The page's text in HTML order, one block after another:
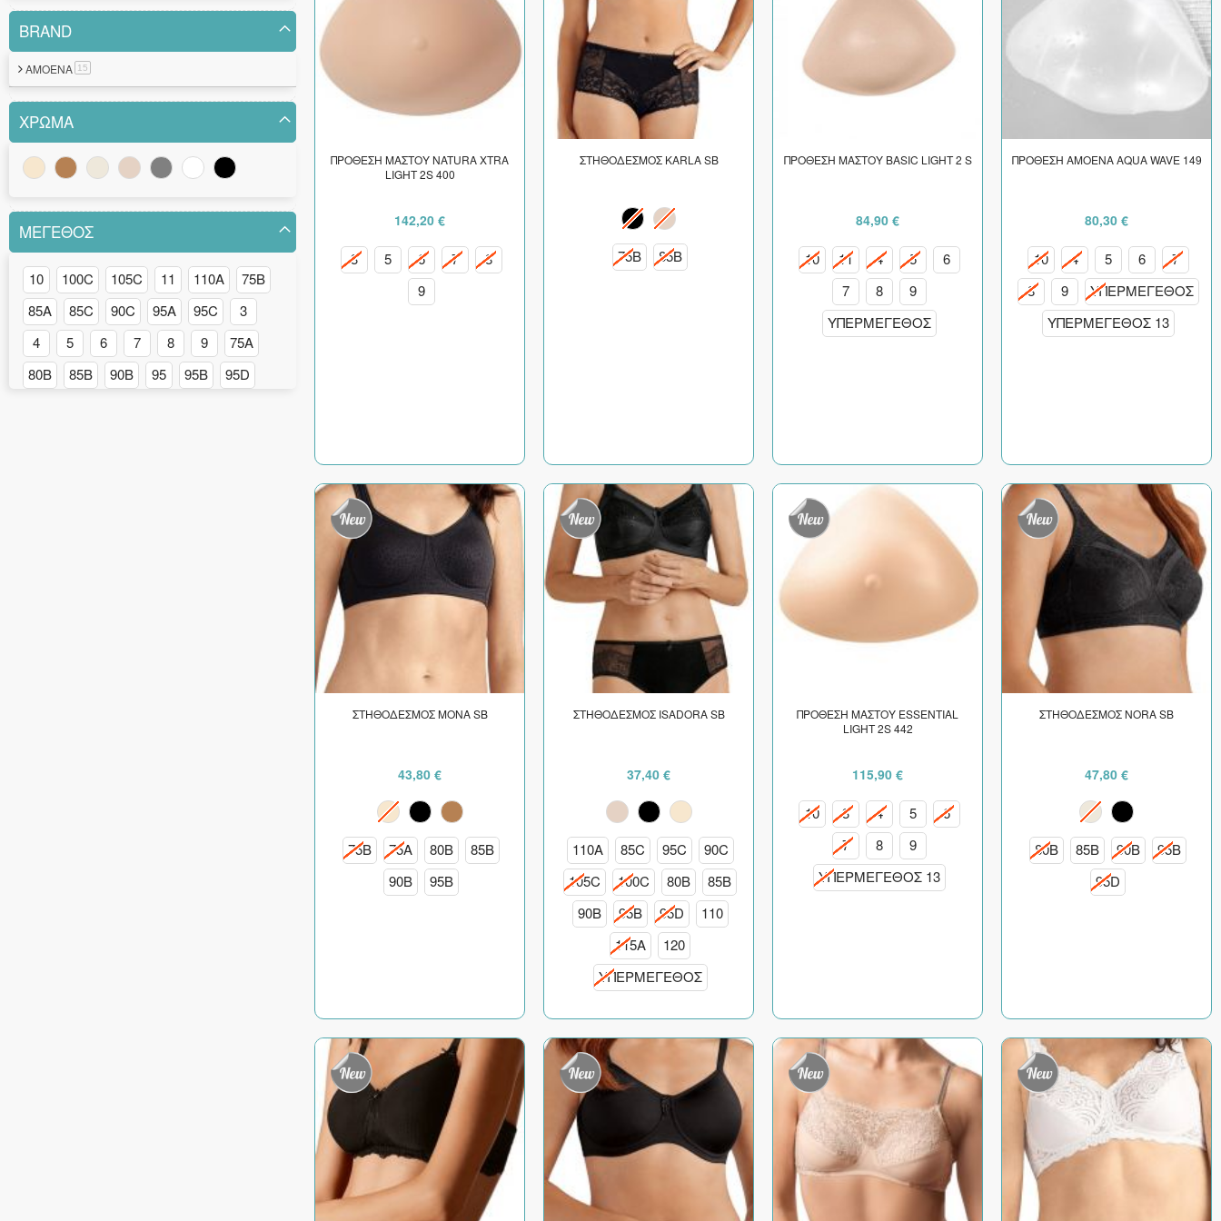
ΠΡΟΘΕΣΗ ΜΑΣΤΟΥ NATURA XTRA
LIGHT 2S 400
142,20 €
3 5 6 7
8
9
ΣΤΗΘΟΔΕΣΜΟΣ KARLA SB
75B 85B
ΠΡΟΘΕΣΗ ΜΑΣΤΟΥ BASIC LIGHT 2 S
84,90 €
10 11 4 5
6
7
8
9
ΥΠΕΡΜΕΓΕΘΟΣ
ΠΡΟΘΕΣΗ AMOENA AQUA WAVE 149
80,30 €
10 4 5 6
7
8
9
ΥΠΕΡΜΕΓΕΘΟΣ
ΥΠΕΡΜΕΓΕΘΟΣ 13
ΣΤΗΘΟΔΕΣΜΟΣ MONA SB
43,80 €
75B 75A 80B
85B
90B
95B
ΣΤΗΘΟΔΕΣΜΟΣ ISADORA SB
37,40 €
110A 85C 95C
90C
105C
100C 80B
85B
90B
95B 95D
110
115A
120
ΥΠΕΡΜΕΓΕΘΟΣ
ΠΡΟΘΕΣΗ ΜΑΣΤΟΥ ESSENTIAL
LIGHT 2S 442
115,90 €
10 3 4 5
6
7
8
9
ΥΠΕΡΜΕΓΕΘΟΣ 13
ΣΤΗΘΟΔΕΣΜΟΣ NORA SB
47,80 €
80B 85B 90B
95B
95D
BRAND
AMOENA 15
ΧΡΏΜΑ
ΜΈΓΕΘΟΣ
10 100C 105C 11 110A
75B
85A
85C 90C 95A 95C
3
4
5 6 7 8 9
75A
80B
85B 90B 95 95B
95D